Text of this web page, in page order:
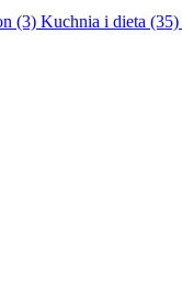
(3) Kuchnia i dieta (35)